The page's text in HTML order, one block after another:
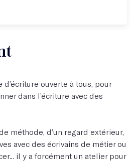
ouverte à tous, pour
dans l’écriture avec des
méthode, d’un regard extérieur,
avec des écrivains de métier ou
il y a forcément un atelier pour